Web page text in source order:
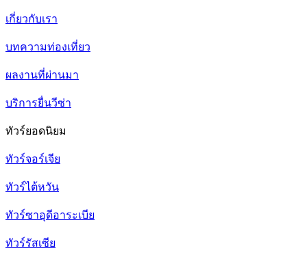
เกี่ยวกับเรา
บทความท่องเที่ยว
ผลงานที่ผ่านมา
บริการยื่นวีซ่า
ทัวร์ยอดนิยม
ทัวร์จอร์เจีย
ทัวร์ไต้หวัน
ทัวร์ซาอุดีอาระเบีย
ทัวร์รัสเซีย